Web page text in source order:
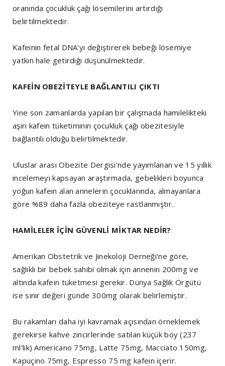
oranında çocukluk çağı lösemilerini artırdığı
belirtilmektedir.
Kafeinin fetal DNA'yı değiştirerek bebeği lösemiye
yatkın hale getirdiği düşünülmektedir.
KAFEİN OBEZİTEYLE BAĞLANTILI ÇIKTI
Yine son zamanlarda yapılan bir çalışmada hamilelikteki
aşırı kafein tüketiminin çocukluk çağı obezitesiyle
bağlantılı olduğu belirtilmektedir.
Uluslar arası Obezite Dergisi'nde yayımlanan ve 15 yıllık
incelemeyi kapsayan araştırmada, gebelikleri boyunca
yoğun kafein alan annelerin çocuklarında, almayanlara
göre %89 daha fazla obeziteye rastlanmıştır.
HAMİLELER İÇİN GÜVENLİ MİKTAR NEDİR?
Amerikan Obstetrik ve Jinekoloji Derneği'ne göre,
sağlıklı bir bebek sahibi olmak için annenin 200mg ve
altında kafein tüketmesi gerekir. Dünya Sağlık Örgütü
ise sınır değeri günde 300mg olarak belirlemiştir.
Bu rakamları daha iyi kavramak açısından örneklemek
gerekirse kahve zincirlerinde satılan küçük boy (237
ml'lik) Americano 75mg, Latte 75mg, Macciato 150mg,
Kapuçino 75mg, Espresso 75 mg kafein içerir.